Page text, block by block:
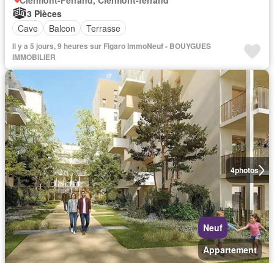
3 Pièces
Cave
Balcon Terrasse
Il y a 5 jours, 9 heures sur Figaro ImmoNeuf - BOUYGUES
IMMOBILIER
4photos
Neuf
Appartement